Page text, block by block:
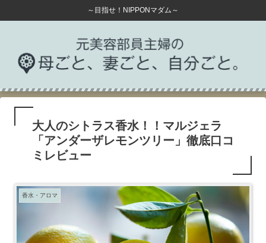
～目指せ！NIPPONマダム～
大人のシトラス香水！！マルジェラ
「アンダーザレモンツリー」徹底口コ
ミレビュー
香水・アロマ